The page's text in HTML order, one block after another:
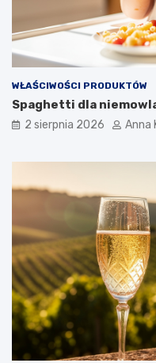
WŁAŚCIWOŚCI PRODUKTÓW
Spaghetti dla
2 sierpnia 2026 Anna